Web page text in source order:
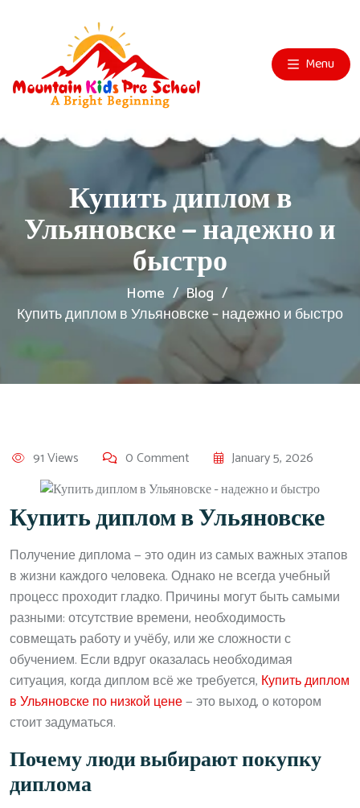
Menu
Купить диплом в
Ульяновске – надежно и
быстро
Home
Blog
Купить диплом в Ульяновске – надежно и быстро
91 Views 0 Comment January 5, 2026
Купить диплом в Ульяновске
Получение диплома — это один из самых важных этапов
в жизни каждого человека. Однако не всегда учебный
процесс проходит гладко. Причины могут быть самыми
разными: отсутствие времени, необходимость
совмещать работу и учёбу, или же сложности с
обучением. Если вдруг оказалась необходимая
ситуация, когда диплом всё же требуется, Купить диплом
в Ульяновске по низкой цене— это выход, о котором
стоит задуматься.
Почему люди выбирают покупку
диплома